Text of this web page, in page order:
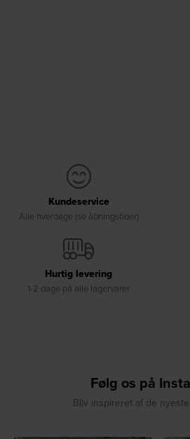
Kundeservice
Alle hverdage (se åbningstider)
Hurtig levering
1-2 dage på alle lagervarer
Følg os på
Bliv inspireret af de